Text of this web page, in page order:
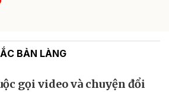
BẢN LÀNG
gọi video và chuyện đổi